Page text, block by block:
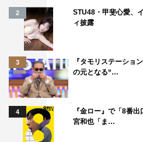
2
STU48・甲斐心愛、
ィ披露
3
『タモリステーシ
の元となる“…
4
『金ロー』で「8番
宮和也「ま…